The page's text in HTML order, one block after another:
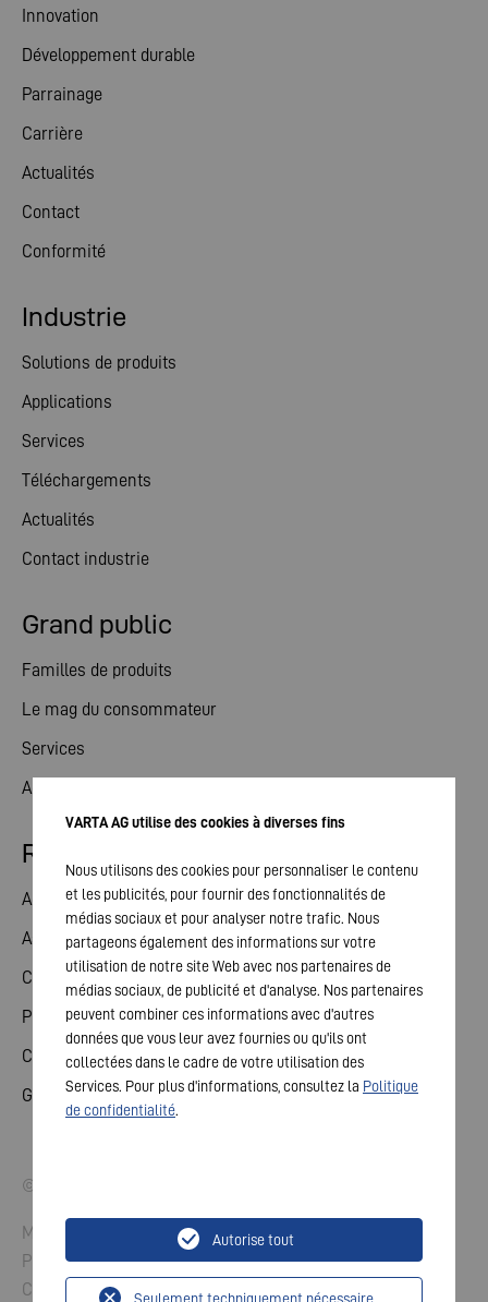
Innovation
Développement durable
Parrainage
Carrière
Actualités
Contact
Conformité
Grand public
Familles de produits
Le mag du consommateur
Services
Actualités
Industrie
Solutions de produits
Applications
Services
Téléchargements
Actualités
Contact industrie
Relations avec les investisseurs
Action
Assemblée générale
Calendrier financier
Publications
Contact investisseurs
Gouvernement d'entreprise
© 2026 VARTA AG. Tous droits réservés.
Mentions légales
Protection des données
Conditions générales
VARTA AG utilise des cookies à diverses fins
Nous utilisons des cookies pour personnaliser le contenu
et les publicités, pour fournir des fonctionnalités de
médias sociaux et pour analyser notre trafic. Nous
partageons également des informations sur votre
utilisation de notre site Web avec nos partenaires de
médias sociaux, de publicité et d'analyse. Nos partenaires
peuvent combiner ces informations avec d'autres
données que vous leur avez fournies ou qu'ils ont
collectées dans le cadre de votre utilisation des
Services. Pour plus d'informations, consultez la Politique
de confidentialité.
Autorise tout